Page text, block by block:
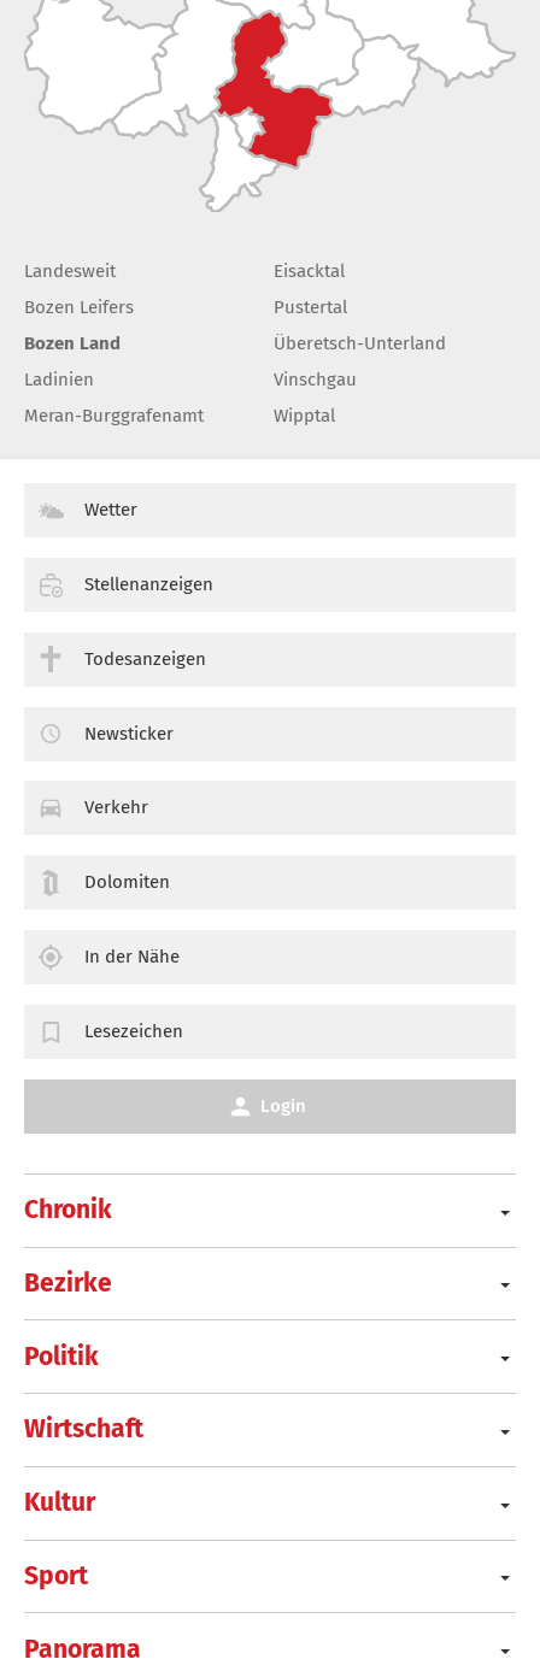
Landesweit
Bozen Leifers
Bozen Land
Ladinien
Meran-Burggrafenamt
Eisacktal
Pustertal
Überetsch-Unterland
Vinschgau
Wipptal
Chronik
Bezirke
Politik
Wirtschaft
Kultur
Sport
Panorama
Wetter
Stellenanzeigen
Todesanzeigen
Newsticker
Verkehr
Dolomiten
In der Nähe
Lesezeichen
Login